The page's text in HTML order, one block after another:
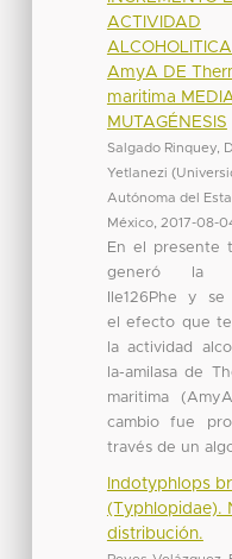
ACTIVIDAD
AmyA DE
maritima
MUTAGÉNESIS
Salgado Rinquey,
Yetlanezi (
Autónoma del
México, 2017-08-
En el presente
generó la
Ile126Phe y
el efecto que
la actividad
la-amilasa de
maritima
cambio fue
través de un
Indotyphlops
(Typhlopidae).
distribución.